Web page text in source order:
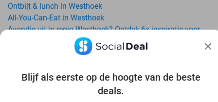
Blijf als eerste op de hoogte van de beste
deals.
Ontbijt & lunch in Westhoek
All-You-Can-Eat in Westhoek
Avondje uit in regio Westhoek? Ontdek 6x inspiratie voor
een onvergetelijke avond
Bellewaerde Aquapark: zoveel zwemplezier, da’s nie
Date ideeën voor Westhoek en omgeving: ontdek 16 tips